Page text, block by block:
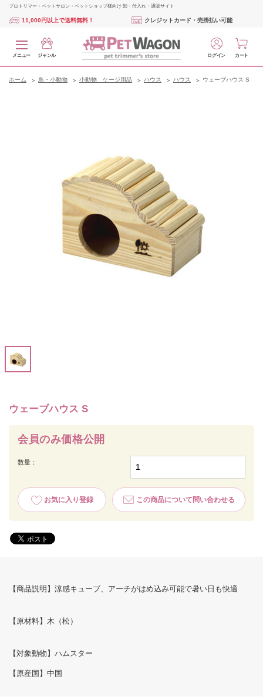
プロトリマー・ペットサロン・ペットショップ様向け 卸・仕入れ・通販サイト
11,000円以上で送料無料！ クレジットカード・売掛払い可能
メニュー ジャンル ログイン カート
ホーム 鳥・小動物 小動物 ケージ用品 ハウス ハウス ウェーブハウス S
ウェーブハウス S
会員のみ価格公開
数量：
お気に入り登録 この商品について問い合わせる
【商品説明】涼感キューブ、アーチがはめ込み可能で暑い日も快適
【原材料】木（松）
【対象動物】ハムスター
【原産国】中国